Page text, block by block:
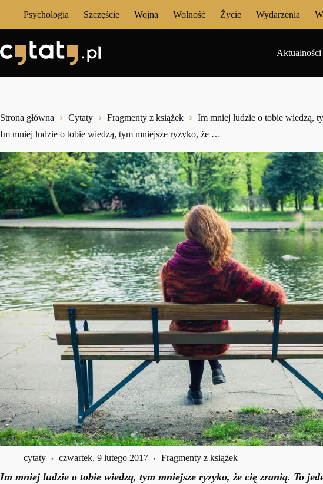
Psychologia Szczęście Wojna Wolność Życie Wydarzenia
Aktualności
Strona główna Cytaty Fragmenty z książek
Im mniej ludzie o tobie wiedzą,
Im mniej ludzie o tobie wiedzą, tym mniejsze ryzyko, że …
cytaty czwartek, 9 lutego 2017 Fragmenty z książek
Im mniej ludzie o tobie wiedzą, tym mniejsze ryzyko, że cię zranią. To